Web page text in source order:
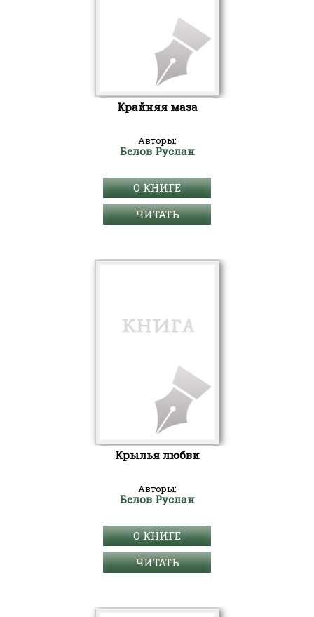
Крайняя маза
Авторы:
Белов Руслан
О КНИГЕ
ЧИТАТЬ
Крылья любви
Авторы:
Белов Руслан
О КНИГЕ
ЧИТАТЬ